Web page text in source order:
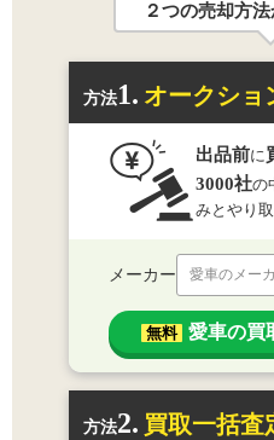
２つの売却方
方法1. オークショ
出品前に
3000社の
みとやり取
メーカー 愛車のメー
無料 愛車の買
方法2. 買取一括査